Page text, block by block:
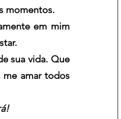
momentos.
em mim
sua vida. Que
me amar todos